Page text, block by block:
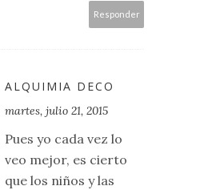
Responder
ALQUIMIA DECO
martes, julio 21, 2015
Pues yo cada vez lo
veo mejor, es cierto
que los niños y las